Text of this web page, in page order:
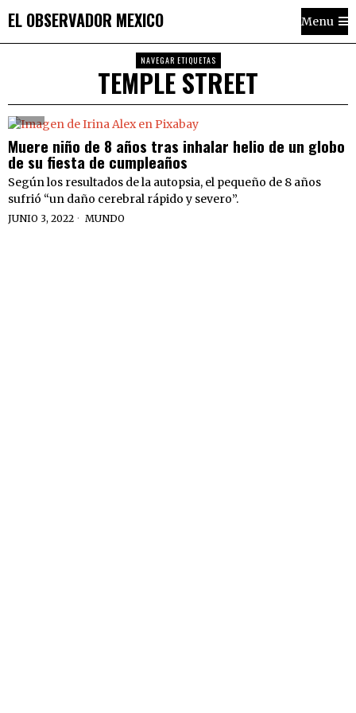
EL OBSERVADOR MEXICO Menu
NAVEGAR ETIQUETAS
TEMPLE STREET
Muere niño de 8 años tras inhalar helio de un globo
de su fiesta de cumpleaños
Según los resultados de la autopsia, el pequeño de 8 años
sufrió “un daño cerebral rápido y severo”.
JUNIO 3, 2022 MUNDO